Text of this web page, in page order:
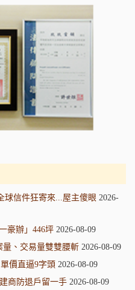
球信件狂寄來...屋主傻眼 2026-
豪辦」446坪 2026-08-09
、交易量雙雙腰斬 2026-08-09
價直逼9字頭 2026-08-09
商防退戶留一手 2026-08-09